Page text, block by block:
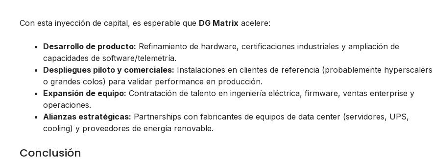
Con esta inyección de capital, es esperable que DG Matrix acelere:
Desarrollo de producto: Refinamiento de hardware, certificaciones industriales y ampliación de
capacidades de software/telemetría.
Despliegues piloto y comerciales: Instalaciones en clientes de referencia (probablemente hyperscalers
o grandes colos) para validar performance en producción.
Expansión de equipo: Contratación de talento en ingeniería eléctrica, firmware, ventas enterprise y
operaciones.
Alianzas estratégicas: Partnerships con fabricantes de equipos de data center (servidores, UPS,
cooling) y proveedores de energía renovable.
Conclusión